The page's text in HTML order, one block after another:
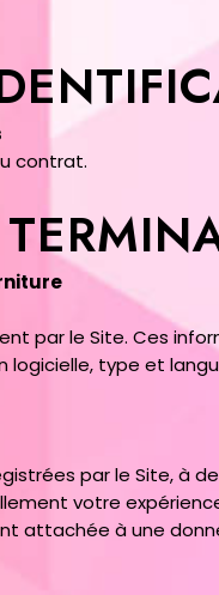
contrat.
par le Site. Ces
logicielle, type et
par le Site, à
votre
attachée à une